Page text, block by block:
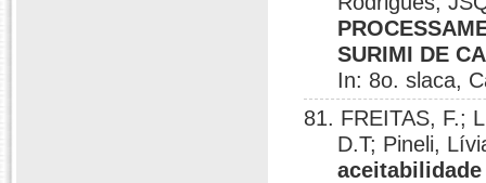
SURIMI DE
In: 8o. slaca,
81. FREITAS, F.;
D.T; Pineli,